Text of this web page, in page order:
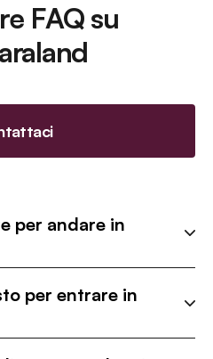
FAQ su
per andare in
per entrare in